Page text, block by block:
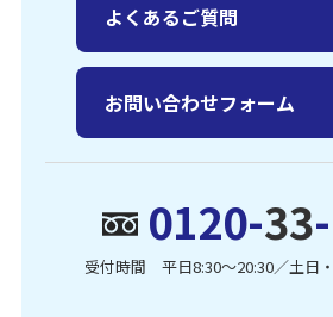
0120-33
受付時間 平日8:30〜20:30／土日
よくあるご質問
お問い合わせフォーム